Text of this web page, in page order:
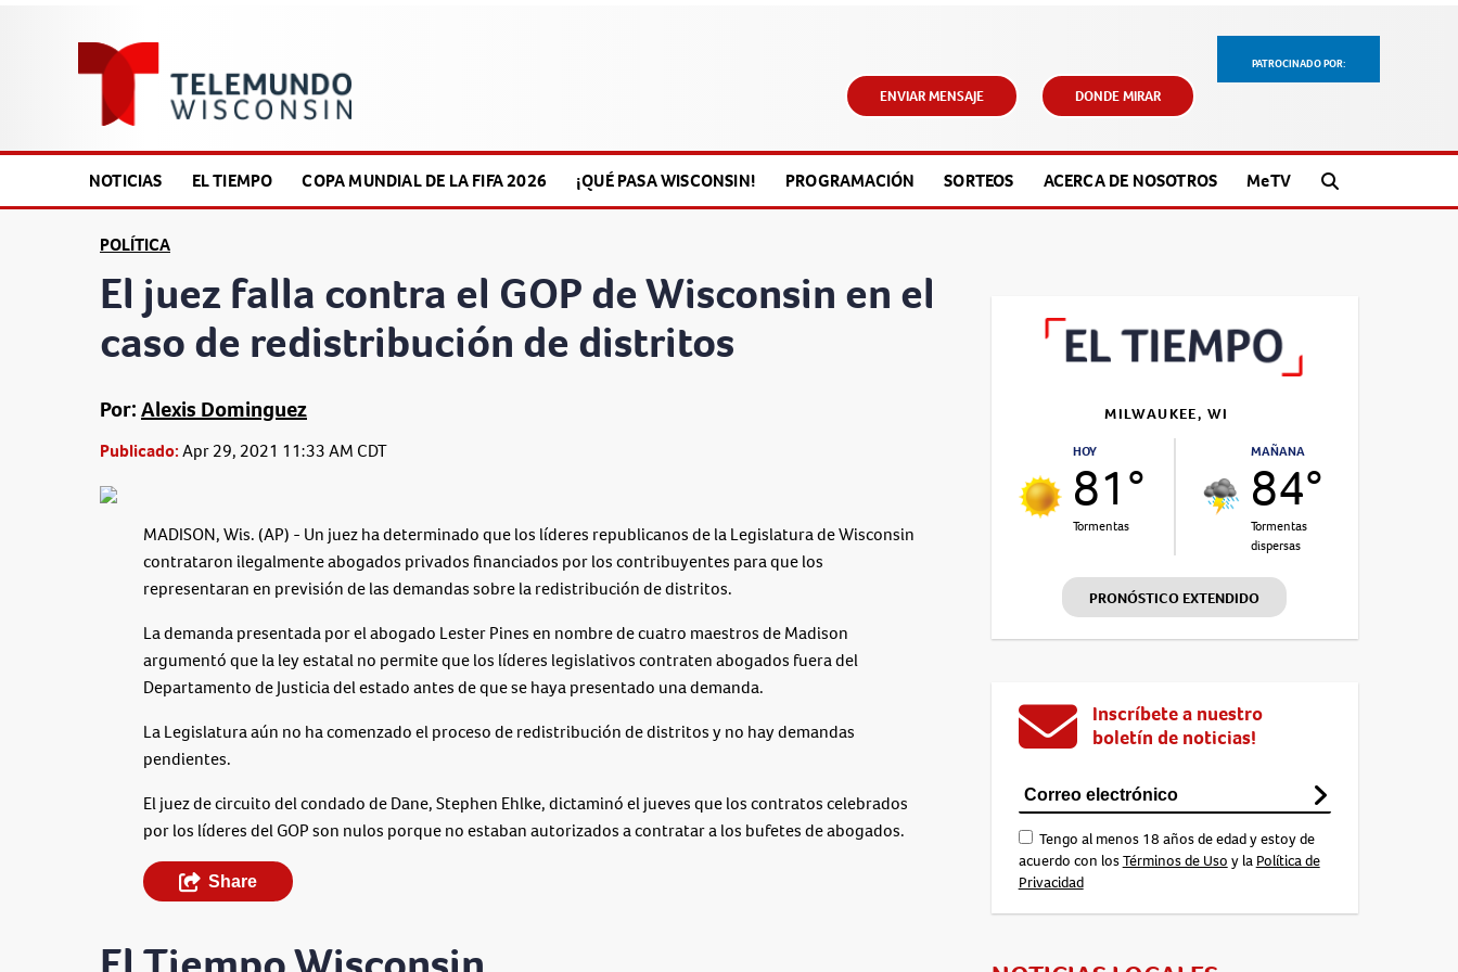
PATROCINADO POR:
ENVIAR MENSAJE DONDE MIRAR
NOTICIAS EL TIEMPO COPA MUNDIAL DE LA FIFA 2026 ¡QUÉ PASA WISCONSIN! PROGRAMACIÓN SORTEOS ACERCA DE NOSOTROS MeTV
POLÍTICA
El juez falla contra el GOP de Wisconsin en el
caso de redistribución de distritos
Por:Alexis Dominguez
Publicado:Apr 29, 2021 11:33 AM CDT
MADISON, Wis. (AP) - Un juez ha determinado que los líderes republicanos de la Legislatura de Wisconsin
contrataron ilegalmente abogados privados financiados por los contribuyentes para que los
representaran en previsión de las demandas sobre la redistribución de distritos.
La demanda presentada por el abogado Lester Pines en nombre de cuatro maestros de Madison
argumentó que la ley estatal no permite que los líderes legislativos contraten abogados fuera del
Departamento de Justicia del estado antes de que se haya presentado una demanda.
La Legislatura aún no ha comenzado el proceso de redistribución de distritos y no hay demandas
pendientes.
El juez de circuito del condado de Dane, Stephen Ehlke, dictaminó el jueves que los contratos celebrados
por los líderes del GOP son nulos porque no estaban autorizados a contratar a los bufetes de abogados.
Share
MILWAUKEE, WI
HOY
81°
Tormentas
MAÑANA
84°
Tormentas
dispersas
PRONÓSTICO EXTENDIDO
Inscríbete a nuestro
boletín de noticias!
Tengo al menos 18 años de edad y estoy de
acuerdo con losTérminos de Uso y la Política de
Privacidad